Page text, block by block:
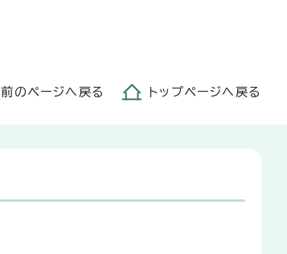
前のページへ戻る トップページへ戻る